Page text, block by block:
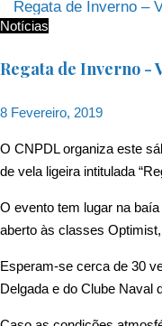
Regata de Inverno –
Notícias
Regata de Inverno -
8 Fevereiro, 2019
O CNPDL organiza este
de vela ligeira intitulada
O evento tem lugar na
aberto às classes
Esperam-se cerca de 30
Delgada e do Clube Naval